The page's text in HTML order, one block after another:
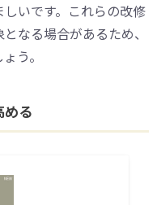
いです。これらの改修
なる場合があるため、
う。
める